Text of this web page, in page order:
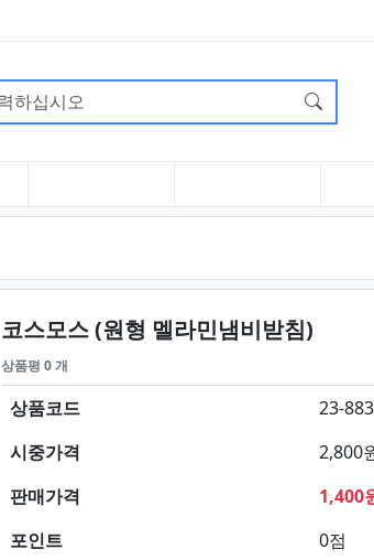
검색어 필수
코스모스 (원형 멜라민냄비받침)
상품평 0 개
상품코드
23-
시중가격
2,800
판매가격
1,400
포인트
0점